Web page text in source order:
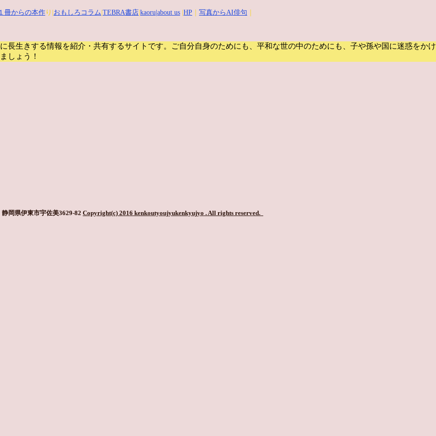
冊からの本作 り| おもしろコラム TEBRA書店 kaoru |about us HP 写真からAI俳句
長生きする情報を紹介・共有するサイトです。
ご自分自身のためにも、平和な世の中のためにも、子や孫や国に迷惑をかけ
しょう！
岡県伊東市宇佐美3629-82 Copyright(c) 2016 kenkoutyoujyukenkyujyo . All rights reserved.